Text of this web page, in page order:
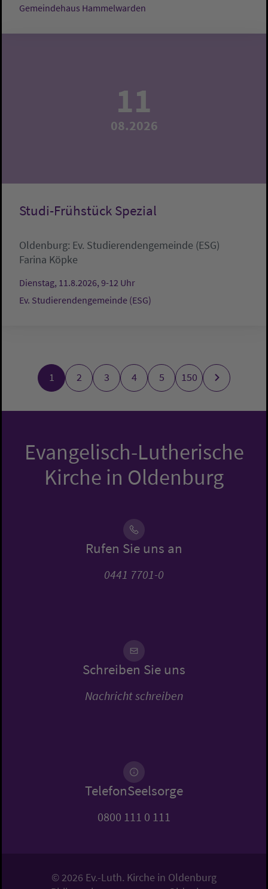
Gemeindehaus Hammelwarden
11
08.2026
Studi-Frühstück Spezial
Oldenburg: Ev. Studierendengemeinde (ESG)
Farina Köpke
Dienstag, 11.8.2026, 9-12 Uhr
Ev. Studierendengemeinde (ESG)
1 2 3 4 5 150
Evangelisch-Lutherische
Kirche in Oldenburg
Rufen Sie uns an
0441 7701-0
Schreiben Sie uns
Nachricht schreiben
TelefonSeelsorge
0800 111 0 111
© 2026 Ev.-Luth. Kirche in Oldenburg